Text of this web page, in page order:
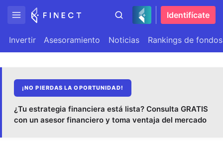
Identifícate
Invertir Asesoramiento Noticias Rankings de fondos
¡NO PIERDAS LA OPORTUNIDAD!
¿Tu estrategia financiera está lista? Consulta GRATIS
con un asesor financiero y toma ventaja del mercado